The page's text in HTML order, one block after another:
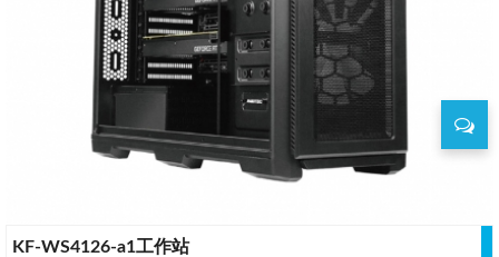
KF-WS4126-a1工作站